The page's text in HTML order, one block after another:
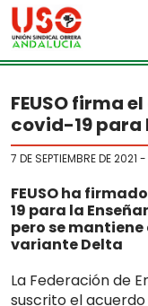
Skip to main content
FEUSO firma
covid-19
7 DE SEPTIEMBRE DE 2021
FEUSO ha
19 para la
pero se
variante Delta
La Federación de
suscrito el